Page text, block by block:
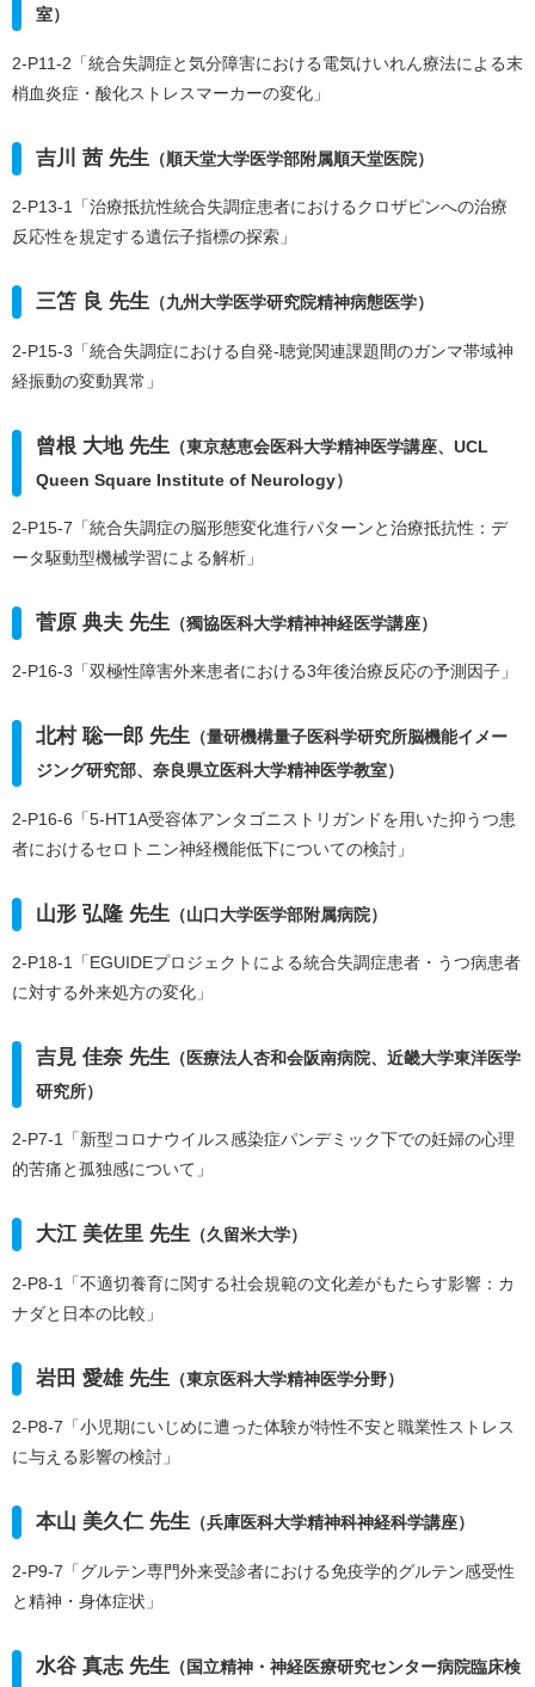
室）
2-P11-2「統合失調症と気分障害における電気けいれん療法による末
梢血炎症・酸化ストレスマーカーの変化」
吉川 茜 先生 （順天堂大学医学部附属順天堂医院）
2-P13-1「治療抵抗性統合失調症患者におけるクロザピンへの治療
反応性を規定する遺伝子指標の探索」
三笘 良 先生 （九州大学医学研究院精神病態医学）
2-P15-3「統合失調症における自発-聴覚関連課題間のガンマ帯域神
経振動の変動異常」
曾根 大地 先生 （東京慈恵会医科大学精神医学講座、UCL
Queen Square Institute of Neurology）
2-P15-7「統合失調症の脳形態変化進行パターンと治療抵抗性：デ
ータ駆動型機械学習による解析」
菅原 典夫 先生 （獨協医科大学精神神経医学講座）
2-P16-3「双極性障害外来患者における3年後治療反応の予測因子」
北村 聡一郎 先生 （量研機構量子医科学研究所脳機能イメー
ジング研究部、奈良県立医科大学精神医学教室）
2-P16-6「5-HT1A受容体アンタゴニストリガンドを用いた抑うつ患
者におけるセロトニン神経機能低下についての検討」
山形 弘隆 先生 （山口大学医学部附属病院）
2-P18-1「EGUIDEプロジェクトによる統合失調症患者・うつ病患者
に対する外来処方の変化」
吉見 佳奈 先生 （医療法人杏和会阪南病院、近畿大学東洋医学
研究所）
2-P7-1「新型コロナウイルス感染症パンデミック下での妊婦の心理
的苦痛と孤独感について」
大江 美佐里 先生 （久留米大学）
2-P8-1「不適切養育に関する社会規範の文化差がもたらす影響：カ
ナダと日本の比較」
岩田 愛雄 先生 （東京医科大学精神医学分野）
2-P8-7「小児期にいじめに遭った体験が特性不安と職業性ストレス
に与える影響の検討」
本山 美久仁 先生 （兵庫医科大学精神科神経科学講座）
2-P9-7「グルテン専門外来受診者における免疫学的グルテン感受性
と精神・身体症状」
水谷 真志 先生 （国立精神・神経医療研究センター病院臨床検